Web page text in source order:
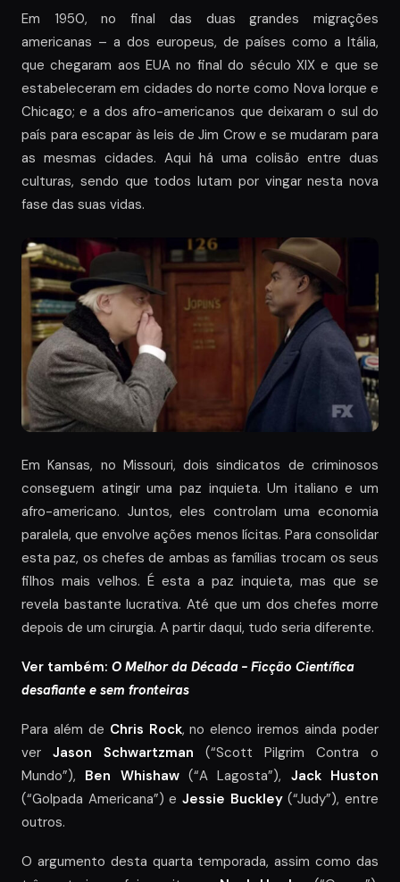
Em 1950, no final das duas grandes migrações
americanas – a dos europeus, de países como a Itália,
que chegaram aos EUA no final do século XIX e que se
estabeleceram em cidades do norte como Nova Iorque e
Chicago; e a dos afro-americanos que deixaram o sul do
país para escapar às leis de Jim Crow e se mudaram para
as mesmas cidades. Aqui há uma colisão entre duas
culturas, sendo que todos lutam por vingar nesta nova
fase das suas vidas.
Em Kansas, no Missouri, dois sindicatos de criminosos
conseguem atingir uma paz inquieta. Um italiano e um
afro-americano. Juntos, eles controlam uma economia
paralela, que envolve ações menos lícitas. Para consolidar
esta paz, os chefes de ambas as famílias trocam os seus
filhos mais velhos. É esta a paz inquieta, mas que se
revela bastante lucrativa. Até que um dos chefes morre
depois de um cirurgia. A partir daqui, tudo seria diferente.
Ver também: O Melhor da Década – Ficção Científica
desafiante e sem fronteiras
Para além de Chris Rock, no elenco iremos ainda poder
ver Jason Schwartzman (“Scott Pilgrim Contra o
Mundo”), Ben Whishaw(“A Lagosta”), Jack Huston
(“Golpada Americana”) e Jessie Buckley(“Judy”), entre
outros.
O argumento desta quarta temporada, assim como das